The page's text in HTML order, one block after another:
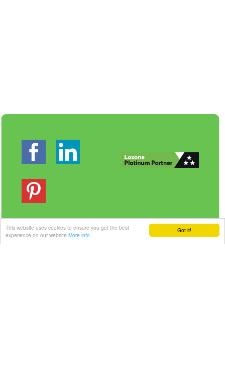
Got it!
This website uses cookies to ensure you get the best
experience on our website More info